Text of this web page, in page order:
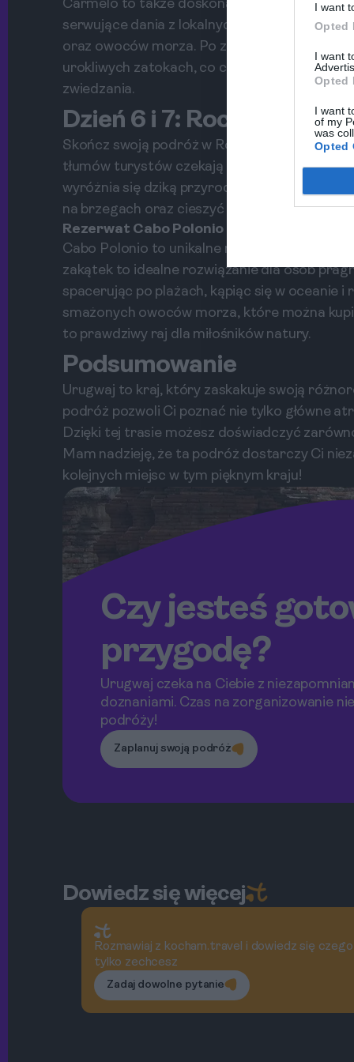
I want
Opted
I want
Opted
I want
of my
was
Opted
Carmelo to także doskonałe miejsce na
serwujące dania z lokalnych składników.
oraz owoców morza. Po za degustacją wina,
urokliwych zatokach, co czyni Carmelo
zwiedzania.
Dzień 6 i 7: Rocha —
Skończ swoją podróż w Rocha, jednym z
tłumów turystów czekają tu malownicze
wyróżnia się dziką przyrodą oraz spokojem.
na brzegach oraz cieszyć się wspaniałymi
Rezerwat Cabo Polonio
Cabo Polonio to unikalne miejsce, gdzie nie
zakątek to idealne rozwiązanie dla osób
spacerując po plażach, kąpiąc się w oceanie
smażonych owoców morza, które można
to prawdziwy raj dla miłośników natury.
Podsumowanie
Urugwaj to kraj, który zaskakuje swoją
podróż pozwoli Ci poznać nie tylko główne
Dzięki tej trasie możesz doświadczyć
Mam nadzieję, że ta podróż dostarczy Ci
kolejnych miejsc w tym pięknym kraju!
Czy jesteś
przygodę?
Urugwaj czeka na Ciebie z
doznaniami. Czas na zorganizowanie
podróży!
Zaplanuj swoją podróż
Dowiedz się więcej
Rozmawiaj z kocham.travel i dowiedz się czego
tylko zechcesz
Zadaj dowolne pytanie